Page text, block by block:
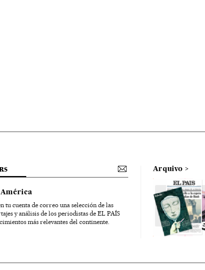
tu cuenta de correo una selección de las
y análisis de los periodistas de EL PAÍS
más relevantes del continente.
Arquivo